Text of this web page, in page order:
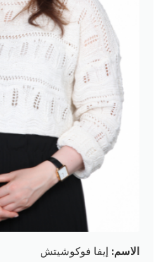
الاسم: إيفا فوكوشیتش